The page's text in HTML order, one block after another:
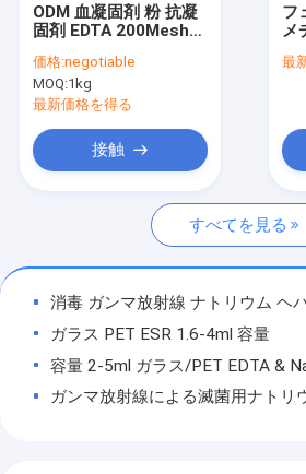
血清の分離のゲル
医療用品
化粧品の原料
血液 採集 管 の 余分 な 材料
ODM 血凝固剤 粉 抗凝
固剤 EDTA 200Mesh-
価格:negotiable
MOQ:1kg
最新価格を得る
接触
フ
メ
最
すべてを見る
消毒 ガンマ放射線 ナトリウム ヘ
ガラス PET ESR 1.6-4ml 容量
容量 2-5ml ガラス/PET EDTA &
ガンマ放射線による滅菌用ナトリウ